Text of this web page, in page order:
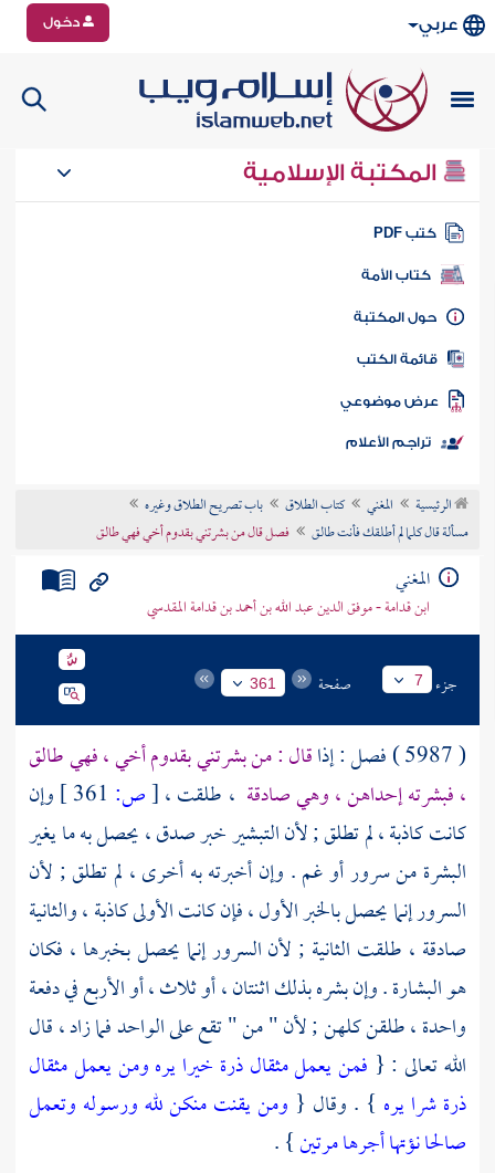
عربي دخول
المكتبة الإسلامية
كتب PDF
كتاب الأمة
المكتبة
الكتب
موضوعي
تراجم الأعلام
الرئيسية المغني كتاب الطلاق
باب تصريح الطلاق وغيره
مسألة قال كلما لم أطلقك فأنت طالق
فصل قال من بشرتني بقدوم أخي فهي طالق
المغني
ابن قدامة - موفق الدين عبد الله بن أحمد بن قدامة المقدسي
جزء 7 صفحة 361
( 5987 ) فصل : إذا
قال : من بشرتني بقدوم أخي ، فهي طالق
، فبشرته إحداهن ، وهي صادقة ، طلقت ،[ص:
وإن
كانت كاذبة ، لم تطلق ; لأن التبشير خبر صدق ، يحصل به ما يغير
البشرة من سرور أو غم . وإن أخبرته به أخرى ، لم تطلق ; لأن
السرور إنما يحصل بالخبر الأول ، فإن كانت الأولى كاذبة ، والثانية
صادقة ، طلقت الثانية ; لأن السرور إنما يحصل بخبرها ، فكان
هو البشارة . وإن بشره بذلك اثنتان ، أو ثلاث ، أو الأربع في دفعة
واحدة ، طلقن كلهن ; لأن " من " تقع على الواحد فما زاد ، قال
الله تعالى : { فمن يعمل مثقال ذرة خيرا يره ومن يعمل مثقال
ذرة شرا يره } . وقال { ومن يقنت منكن لله ورسوله وتعمل
صالحا نؤتها أجرها مرتين} .